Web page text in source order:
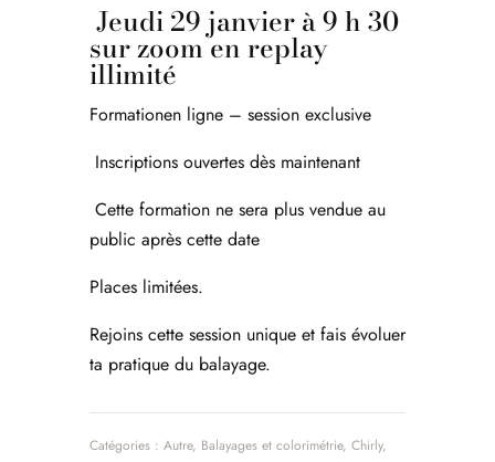
Jeudi 29 janvier à 9 h 30
sur zoom en replay
illimité
Formationen ligne – session exclusive
Inscriptions ouvertes dès maintenant
Cette formation ne sera plus vendue au
public après cette date
Places limitées.
Rejoins cette session unique et fais évoluer
ta pratique du balayage.
Catégories : Autre, Balayages et colorimétrie, Chirly,